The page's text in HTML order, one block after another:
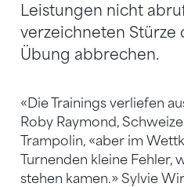
Leistungen nicht
verzeichneten Stürze
Übung abbrechen.
«Die Trainings verliefen
Roby Raymond,
Trampolin, «aber im
Turnenden kleine Fehler,
stehen kamen.» Sylvie